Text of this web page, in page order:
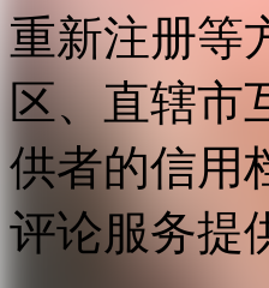
重新注册等
区、直辖市
供者的信用
评论服务提